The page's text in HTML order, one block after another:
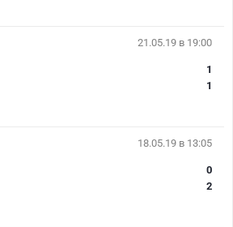
21.05.19 в 19:00
1
1
18.05.19 в 13:05
0
2